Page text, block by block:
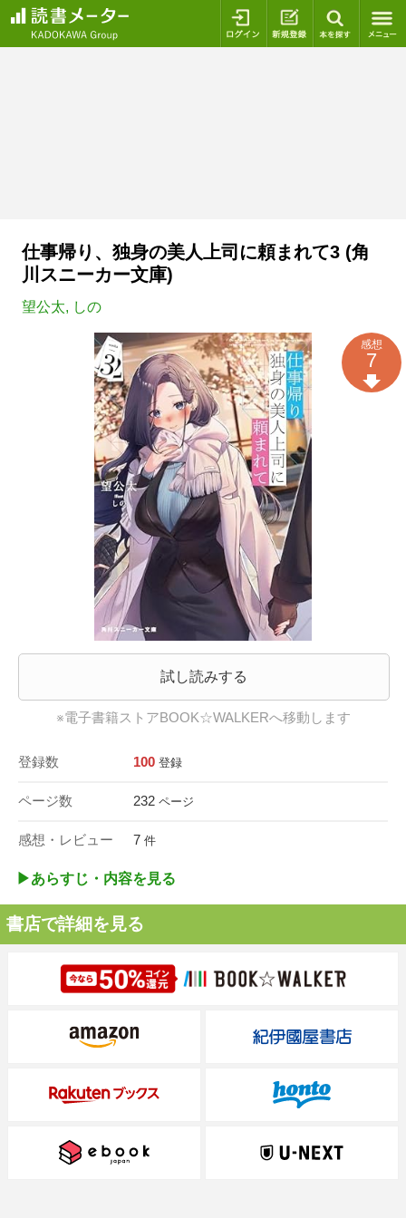
ログイン 新規登録
仕事帰り、独身の美人上司に頼まれて3 (角
川スニーカー文庫)
望公太, しの
試し読みする
※電子書籍ストアBOOK☆WALKERへ移動します
登録数 100 登録
ページ数 232 ページ
感想・レビュー 7 件
感想
7
▶︎あらすじ・内容を見る
書店で詳細を見る